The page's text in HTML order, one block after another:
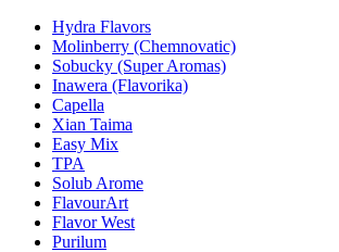
Hydra Flavors
Molinberry (Chemnovatic)
Sobucky (Super Aromas)
Inawera (Flavorika)
Capella
Xian Taima
Easy Mix
TPA
Solub Arome
FlavourArt
Flavor West
Purilum